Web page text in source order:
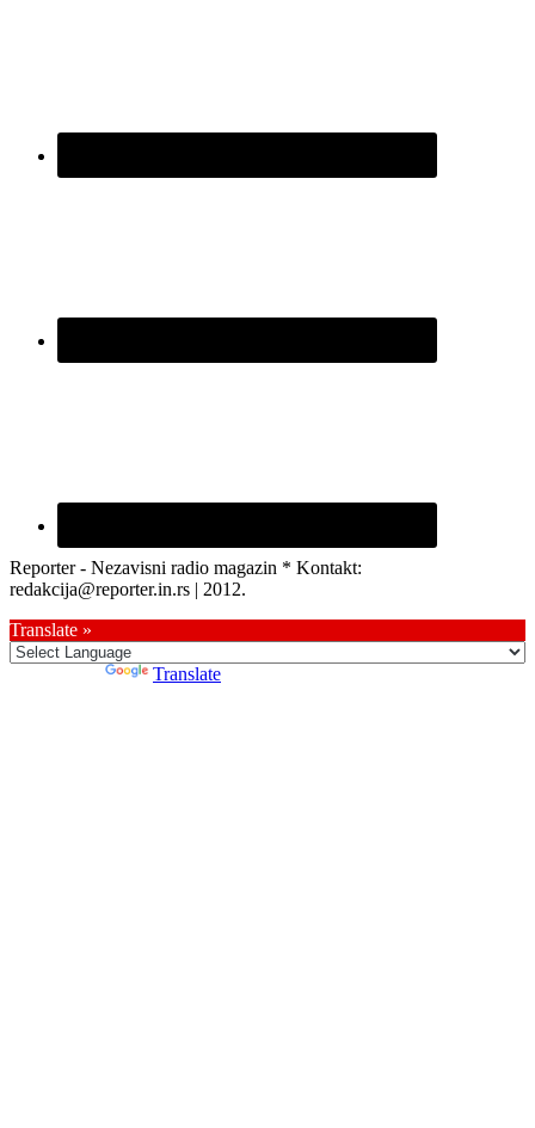
Reporter - Nezavisni radio magazin * Kontakt:
redakcija@reporter.in.rs | 2012.
Translate »
Translate